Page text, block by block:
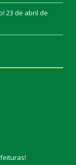
23 de abril de
!